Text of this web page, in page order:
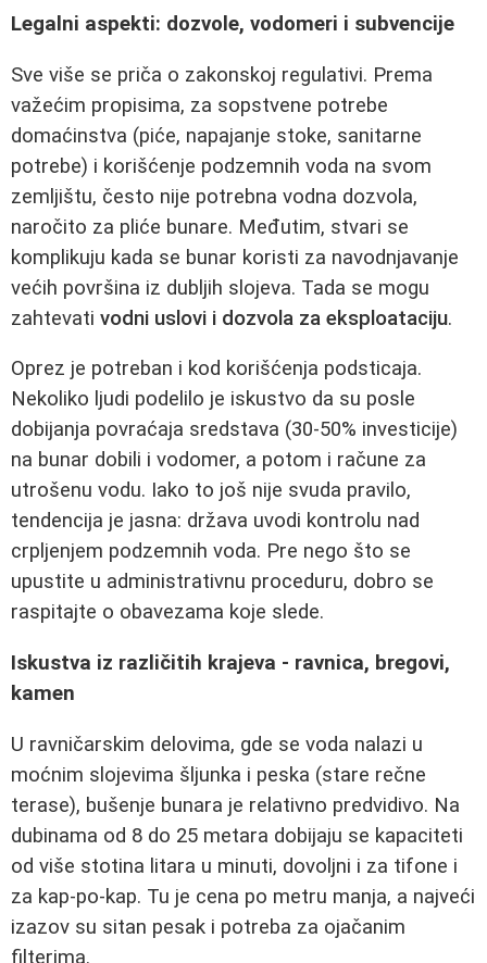
Legalni aspekti: dozvole, vodomeri i subvencije
Sve više se priča o zakonskoj regulativi. Prema
važećim propisima, za sopstvene potrebe
domaćinstva (piće, napajanje stoke, sanitarne
potrebe) i korišćenje podzemnih voda na svom
zemljištu, često nije potrebna vodna dozvola,
naročito za pliće bunare. Međutim, stvari se
komplikuju kada se bunar koristi za navodnjavanje
većih površina iz dubljih slojeva. Tada se mogu
zahtevati vodni uslovi i dozvola za eksploataciju.
Oprez je potreban i kod korišćenja podsticaja.
Nekoliko ljudi podelilo je iskustvo da su posle
dobijanja povraćaja sredstava (30-50% investicije)
na bunar dobili i vodomer, a potom i račune za
utrošenu vodu. Iako to još nije svuda pravilo,
tendencija je jasna: država uvodi kontrolu nad
crpljenjem podzemnih voda. Pre nego što se
upustite u administrativnu proceduru, dobro se
raspitajte o obavezama koje slede.
Iskustva iz različitih krajeva - ravnica, bregovi,
kamen
U ravničarskim delovima, gde se voda nalazi u
moćnim slojevima šljunka i peska (stare rečne
terase), bušenje bunara je relativno predvidivo. Na
dubinama od 8 do 25 metara dobijaju se kapaciteti
od više stotina litara u minuti, dovoljni i za tifone i
za kap-po-kap. Tu je cena po metru manja, a najveći
izazov su sitan pesak i potreba za ojačanim
filterima.